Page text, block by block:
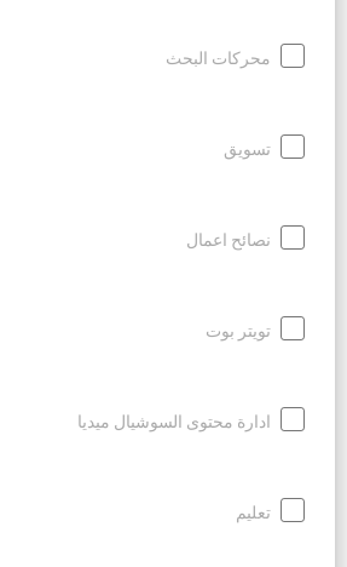
محركات البحث
تسويق
نصائح اعمال
تويتر بوت
ادارة محتوى السوشيال ميديا
تعليم